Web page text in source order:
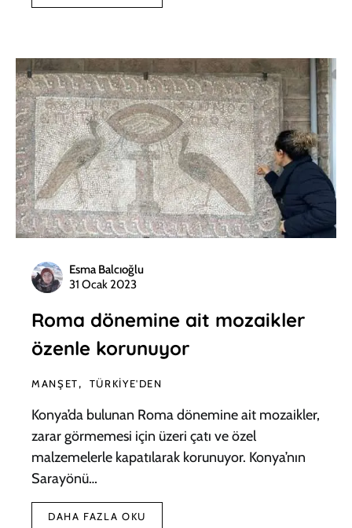
Esma Balcıoğlu
31 Ocak 2023
Roma dönemine ait mozaikler
özenle korunuyor
MANŞET TÜRKIYE'DEN
Konya’da bulunan Roma dönemine ait mozaikler,
zarar görmemesi için üzeri çatı ve özel
malzemelerle kapatılarak korunuyor. Konya’nın
Sarayönü…
DAHA FAZLA OKU